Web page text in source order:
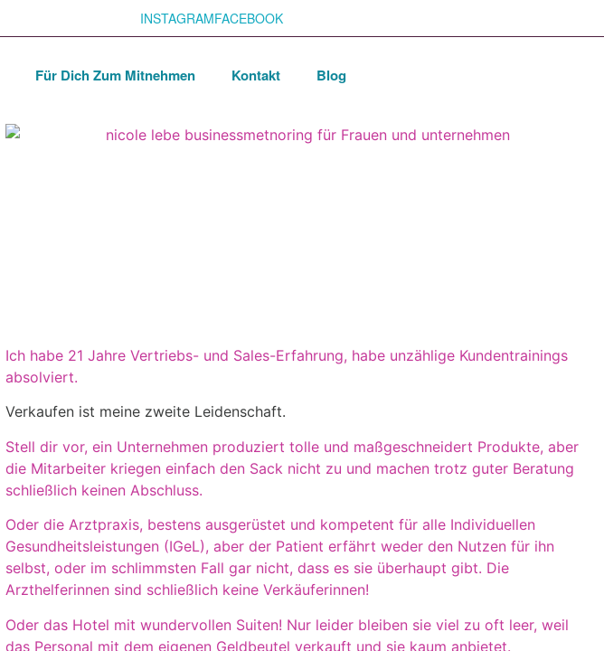
INSTAGRAMFACEBOOK
Für Dich Zum Mitnehmen Kontakt Blog
Ich habe 21 Jahre Vertriebs- und Sales-Erfahrung, habe unzählige Kundentrainings
absolviert.
Verkaufen ist meine zweite Leidenschaft.
Stell dir vor, ein Unternehmen produziert tolle und maßgeschneidert Produkte, aber
die Mitarbeiter kriegen einfach den Sack nicht zu und machen trotz guter Beratung
schließlich keinen Abschluss.
Oder die Arztpraxis, bestens ausgerüstet und kompetent für alle Individuellen
Gesundheitsleistungen (IGeL), aber der Patient erfährt weder den Nutzen für ihn
selbst, oder im schlimmsten Fall gar nicht, dass es sie überhaupt gibt. Die
Arzthelferinnen sind schließlich keine Verkäuferinnen!
Oder das Hotel mit wundervollen Suiten! Nur leider bleiben sie viel zu oft leer, weil
das Personal mit dem eigenen Geldbeutel verkauft und sie kaum anbietet.